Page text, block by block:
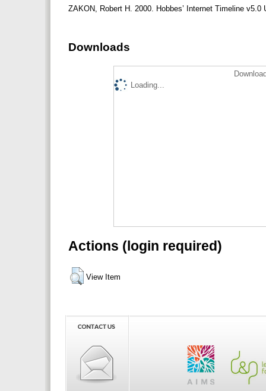
ZAKON, Robert H. 2000. Hobbes’ Internet Timeline
Downloads
Loading...
Actions (login required)
View Item